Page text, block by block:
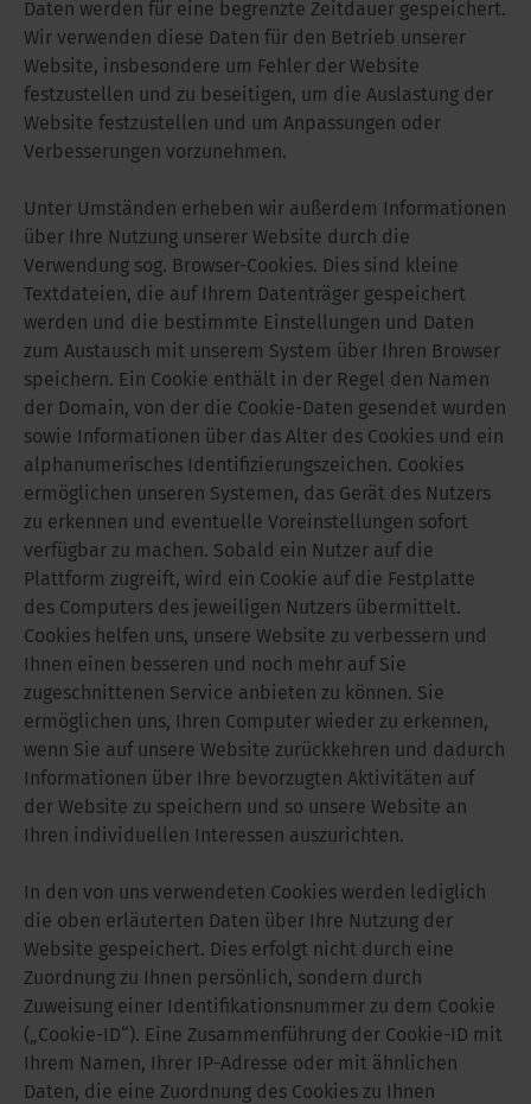
Daten werden für eine begrenzte Zeitdauer gespeichert.
Wir verwenden diese Daten für den Betrieb unserer
Website, insbesondere um Fehler der Website
festzustellen und zu beseitigen, um die Auslastung der
Website festzustellen und um Anpassungen oder
Verbesserungen vorzunehmen.
Unter Umständen erheben wir außerdem Informationen
über Ihre Nutzung unserer Website durch die
Verwendung sog. Browser-Cookies. Dies sind kleine
Textdateien, die auf Ihrem Datenträger gespeichert
werden und die bestimmte Einstellungen und Daten
zum Austausch mit unserem System über Ihren Browser
speichern. Ein Cookie enthält in der Regel den Namen
der Domain, von der die Cookie-Daten gesendet wurden
sowie Informationen über das Alter des Cookies und ein
alphanumerisches Identifizierungszeichen. Cookies
ermöglichen unseren Systemen, das Gerät des Nutzers
zu erkennen und eventuelle Voreinstellungen sofort
verfügbar zu machen. Sobald ein Nutzer auf die
Plattform zugreift, wird ein Cookie auf die Festplatte
des Computers des jeweiligen Nutzers übermittelt.
Cookies helfen uns, unsere Website zu verbessern und
Ihnen einen besseren und noch mehr auf Sie
zugeschnittenen Service anbieten zu können. Sie
ermöglichen uns, Ihren Computer wieder zu erkennen,
wenn Sie auf unsere Website zurückkehren und dadurch
Informationen über Ihre bevorzugten Aktivitäten auf
der Website zu speichern und so unsere Website an
Ihren individuellen Interessen auszurichten.
In den von uns verwendeten Cookies werden lediglich
die oben erläuterten Daten über Ihre Nutzung der
Website gespeichert. Dies erfolgt nicht durch eine
Zuordnung zu Ihnen persönlich, sondern durch
Zuweisung einer Identifikationsnummer zu dem Cookie
(„Cookie-ID“). Eine Zusammenführung der Cookie-ID mit
Ihrem Namen, Ihrer IP-Adresse oder mit ähnlichen
Daten, die eine Zuordnung des Cookies zu Ihnen